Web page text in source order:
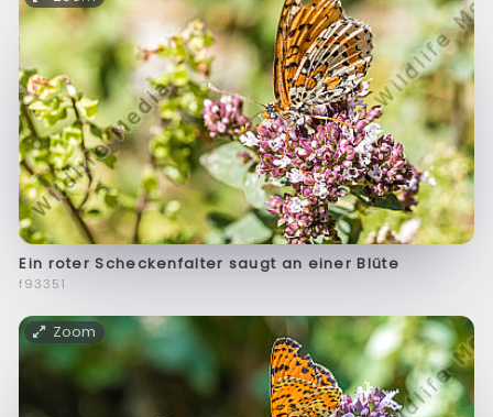
Ein roter Scheckenfalter saugt an einer Blüte
f93351
Zoom